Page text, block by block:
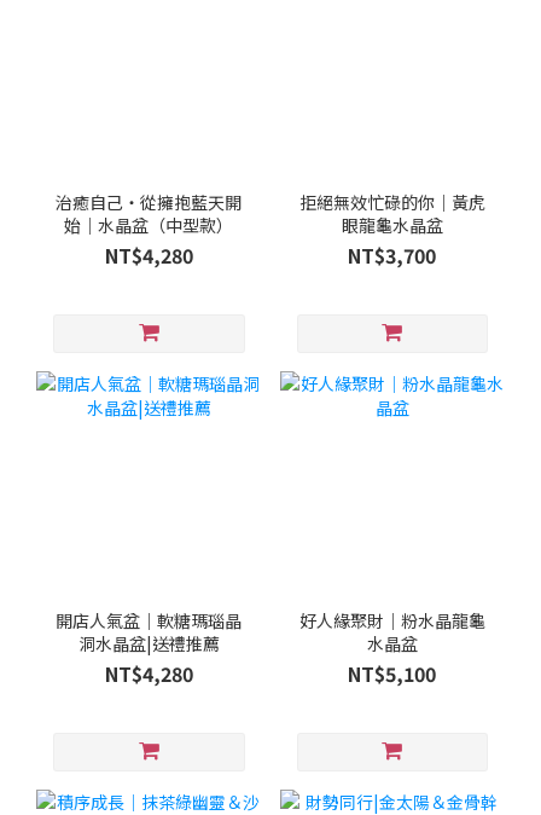
治癒自己・從擁抱藍天開
始｜水晶盆（中型款）
NT$4,280
拒絕無效忙碌的你｜黃虎
眼龍龜水晶盆
NT$3,700
開店人氣盆｜軟糖瑪瑙晶
洞水晶盆|送禮推薦
NT$4,280
好人緣聚財｜粉水晶龍龜
水晶盆
NT$5,100